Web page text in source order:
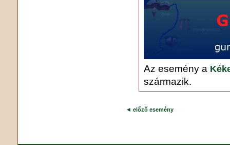
Az esemény a
származik.
◄ előző esemény